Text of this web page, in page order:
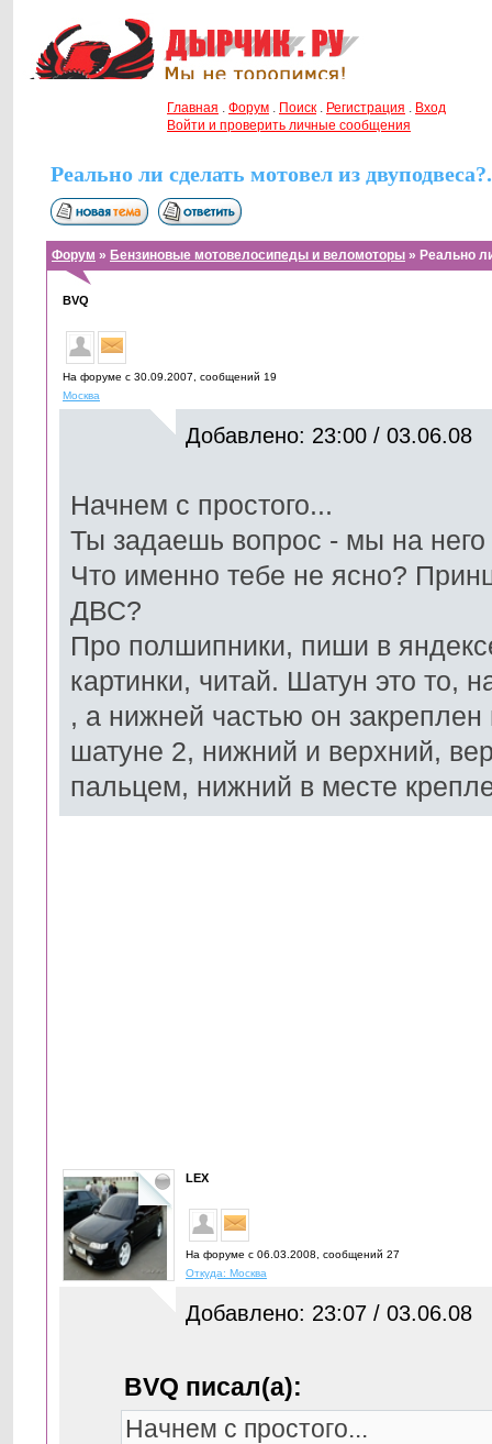
Главная . Форум . Поиск . Регистрация . Вход
Войти и проверить личные сообщения
Реально ли сделать мотовел из
Форум » Бензиновые мотовелосипеды и веломоторы » Реально
BVQ
На форуме с 30.09.2007, cообщений 19
Москва
Добавлено: 23:00 / 03.06.08
Начнем с простого...
Ты задаешь вопрос - мы на него
Что именно тебе не ясно?
ДВС?
Про полшипники, пиши в
картинки, читай. Шатун это то,
, а нижней частью он
шатуне 2, нижний и верхний,
пальцем, нижний в месте
LEX
На форуме с 06.03.2008, cообщений 27
Откуда: Москва
Добавлено: 23:07 / 03.06.08
BVQ писал(а):
Начнем с простого...